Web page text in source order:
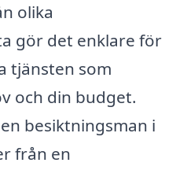
olika
gör det enklare för
tjänsten som
och din budget.
besiktningsman i
från en